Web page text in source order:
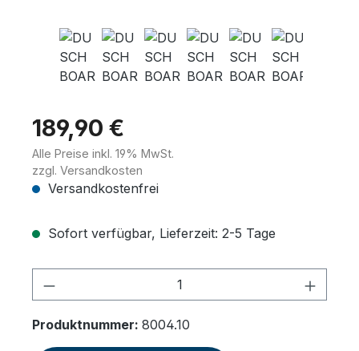
Sanitärkeramik
189,90 €
Alle Preise inkl. 19% MwSt.
zzgl. Versandkosten
Versandkostenfrei
Sofort verfügbar, Lieferzeit: 2-5 Tage
Produkt Anzahl: Gib den
Produktnummer: 8004.10